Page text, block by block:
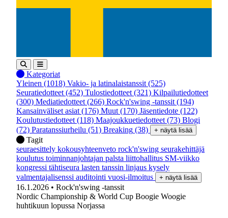
Kategoriat
Yleinen (1018) Vakio- ja latinalaistanssit (525)
Seuratiedotteet (452) Tulostiedotteet (321) Kilpailutiedotteet
(300) Mediatiedotteet (266) Rock'n'swing -tanssit (194)
Kansainväliset asiat (176) Muut (170) Jäsentiedote (122)
Koulutustiedotteet (118) Maajoukkuetiedotteet (73) Blogi
(72) Paratanssiurheilu (51) Breaking (38) + näytä lisää
Tagit
seuraesittely kokousyhteenveto rock'n'swing seurakehittäjä
koulutus toiminnanjohtajan palsta liittohallitus SM-viikko
kongressi tähtiseura lasten tanssin linjaus kysely
valmentajalisenssi auditointi vuosi-ilmoitus + näytä lisää
16.1.2026 • Rock'n'swing -tanssit
Nordic Championship & World Cup Boogie Woogie
huhtikuun lopussa Norjassa